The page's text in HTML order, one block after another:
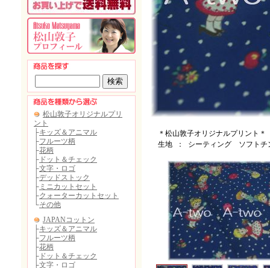
＊松山敦子オリジナルプリント＊
生地 ： シーティング ソフトチ